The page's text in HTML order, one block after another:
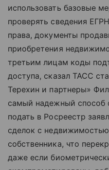
использовать базовые
проверять сведения
права, документы
приобретения
третьим лицам коды
доступа, сказал ТАСС
Терехин и партнеры»
самый надежный способ
подать в Росреестр
сделок с
собственника, что
даже если